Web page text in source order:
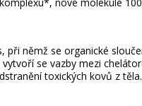
při němž se organické
se vazby mezi
toxických kovů z těla.